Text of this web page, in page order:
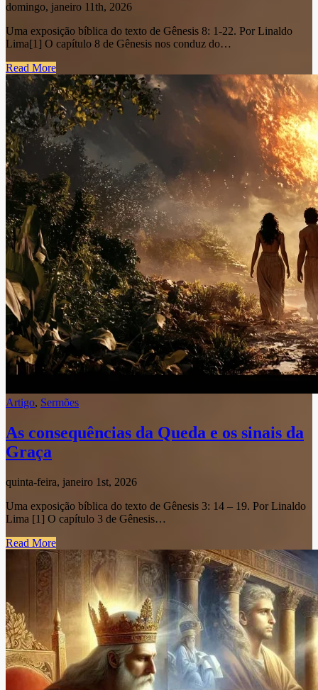
domingo, janeiro 11th, 2026
Uma exposição bíblica do texto de Gênesis 8: 1-22. Por Linaldo
Lima[1] O capítulo 8 de Gênesis nos conduz do…
Read More
Artigo, Sermões
As consequências da Queda e os sinais da
Graça
quinta-feira, janeiro 1st, 2026
Uma exposição bíblica do texto de Gênesis 3: 14 – 19. Por Linaldo
Lima [1] O capítulo 3 de Gênesis…
Read More